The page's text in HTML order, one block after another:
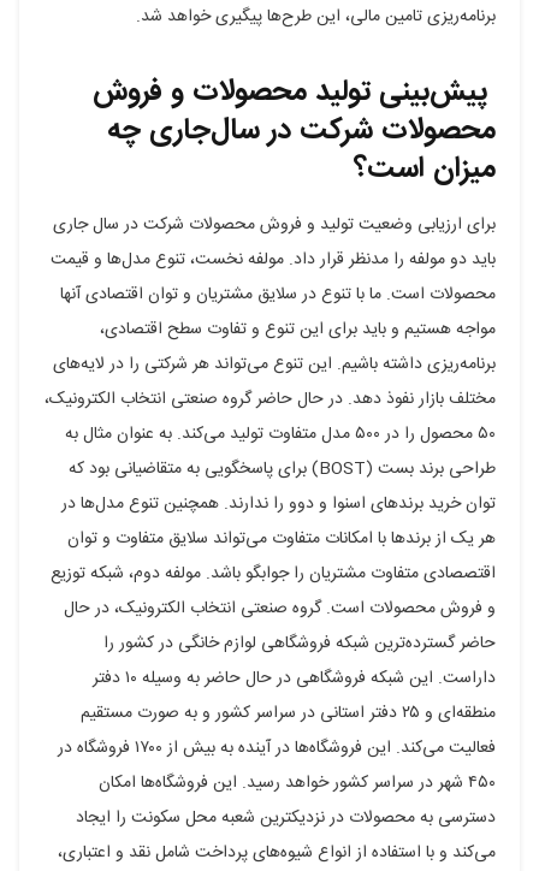
برنامه‌ریزی تامین مالی، این طرح‌ها پیگیری خواهد شد.
پیش‌بینی تولید محصولات و فروش
محصولات شرکت در سال‌جاری چه
میزان است؟
برای ارزیابی وضعیت تولید و فروش محصولات شرکت در سال جاری
باید دو مولفه را مدنظر قرار داد. مولفه نخست، تنوع مدل‌ها و قیمت
محصولات است. ما با تنوع در سلایق مشتریان و توان اقتصادی آنها
مواجه هستیم و باید برای این تنوع و تفاوت سطح اقتصادی،
برنامه‌ریزی داشته باشیم. این تنوع می‌تواند هر شرکتی را در لایه‌های
مختلف بازار نفوذ دهد. در حال حاضر گروه صنعتی انتخاب الکترونیک،
۵۰ محصول را در ۵۰۰ مدل متفاوت تولید می‌کند. به عنوان مثال به
طراحی برند بست (BOST) برای پاسخگویی به متقاضیانی بود که
توان خرید برندهای اسنوا و دوو را ندارند. همچنین تنوع مدل‌ها در
هر یک از برندها با امکانات متفاوت می‌تواند سلایق متفاوت و توان
اقتصصادی متفاوت مشتریان را جوابگو باشد. مولفه دوم، شبکه توزیع
و فروش محصولات است. گروه صنعتی انتخاب الکترونیک، در حال
حاضر گسترده‌ترین شبکه فروشگاهی لوازم خانگی در کشور را
داراست. این شبکه فروشگاهی در حال حاضر به وسیله ۱۰ دفتر
منطقه‌ای و ۲۵ دفتر استانی در سراسر کشور و به صورت مستقیم
فعالیت می‌کند. این فروشگاه‌ها در آینده به بیش از ۱۷۰۰ فروشگاه در
۴۵۰ شهر در سراسر کشور خواهد رسید. این فروشگاه‌ها امکان
دسترسی به محصولات در نزدیکترین شعبه محل سکونت را ایجاد
می‌کند و با استفاده از انواع شیوه‌های پرداخت شامل نقد و اعتباری،